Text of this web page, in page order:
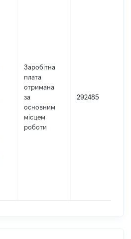
Заробітна
плата
отримана
за
основним
місцем
роботи
292485